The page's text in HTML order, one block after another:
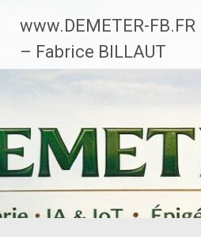
contenu
principal
www.DEMETER-FB.FR
– Fabrice BILLAUT